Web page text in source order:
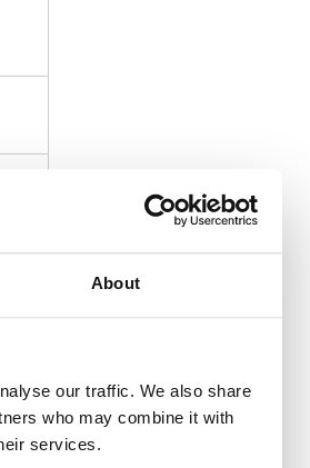
About
our traffic. We also share
who may combine it with
services.